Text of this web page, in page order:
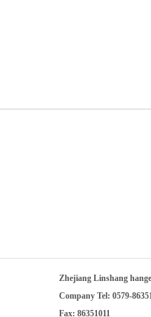
Zhejiang Linshang
Company Tel: 0579-
Fax: 86351011